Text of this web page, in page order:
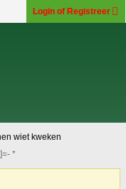
Login of Registreer
wiet kweken
*